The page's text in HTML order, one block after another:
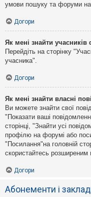
умови пошуку та форуми на
Догори
Як мені знайти
Перейдіть на сторінку
учасника".
Догори
Як мені знайти власні
Ви можете знайти свої
"Показати ваші
сторінці, "Знайти усі
профілю на форумі або
"Посилання"на головній
скористайтесь розширеним
Догори
Абонементи і